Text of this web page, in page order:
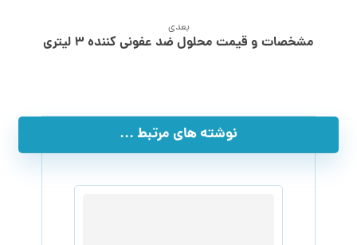
بعدی
مشخصات و قیمت محلول ضد عفونی کننده ۳ لیتری
نوشته های مرتبط ...